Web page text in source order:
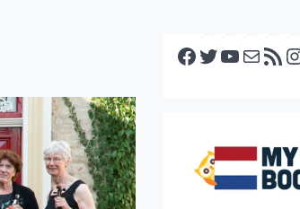
Facebook Twitter YouTube E-mail RSS feed